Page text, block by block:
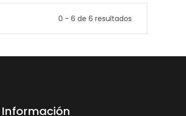
0 - 6 de 6 resultados
Información